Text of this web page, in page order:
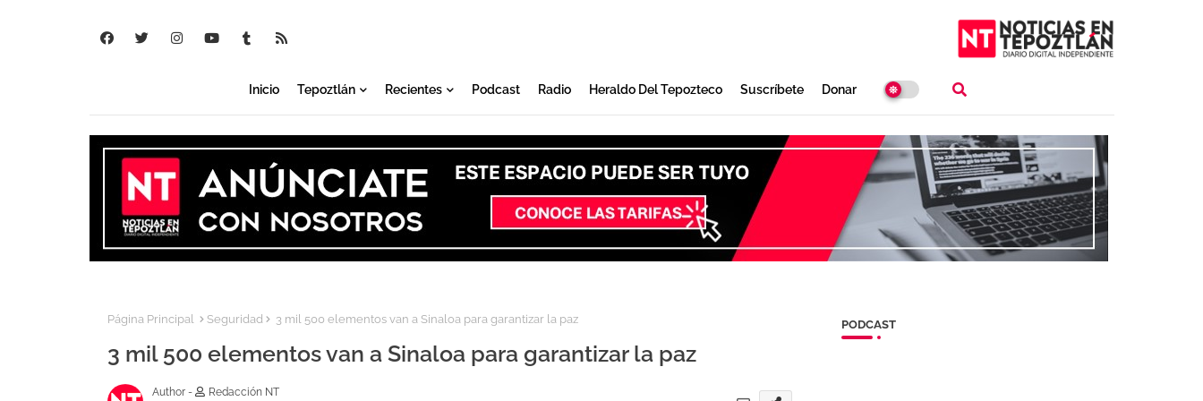
Inicio Tepoztlán Recientes Podcast Radio Heraldo Del Tepozteco Suscríbete Donar
Página Principal Seguridad 3 mil 500 elementos van a Sinaloa para garantizar la paz
3 mil 500 elementos van a Sinaloa para garantizar la paz
Author - Redacción NT
PODCAST